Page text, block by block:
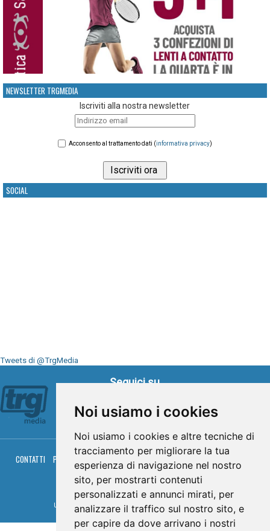
Noi usiamo i cookies
Noi usiamo i cookies e altre tecniche di
tracciamento per migliorare la tua
esperienza di navigazione nel nostro
sito, per mostrarti contenuti
personalizzati e annunci mirati, per
analizzare il traffico sul nostro sito, e
per capire da dove arrivano i nostri
NEWSLETTER TRGMEDIA
Iscriviti alla nostra newsletter
Acconsento al trattamento dati (informativa privacy)
SOCIAL
Tweets di @TrgMedia
Seguici su
CONTATTI PRIVACY COOKIES PALINSESTO DIRETTA TV
DIRETTA RADIO
RGM HITRADIO
© TRG Media 2005-2026
Umbria Televisioni s.r.l. - P.I.00496230541 - www.trgmedia.it - Powered by